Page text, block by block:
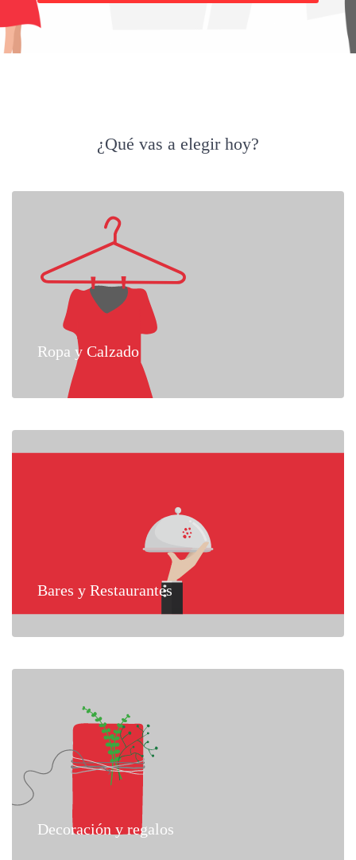
¿Qué vas a elegir hoy?
Ropa y Calzado
Bares y Restaurantes
Decoración y regalos